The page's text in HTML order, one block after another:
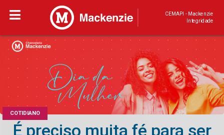
CEMAPI - Mackenzie
Integridade
COTIDIANO
É preciso muita fé para ser